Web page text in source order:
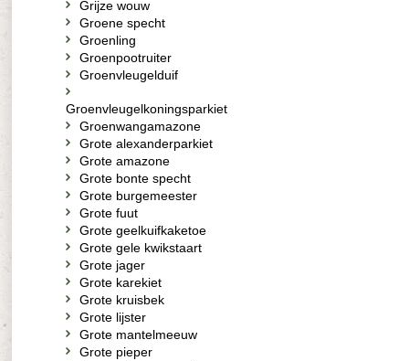
Grijze wouw
Groene specht
Groenling
Groenpootruiter
Groenvleugelduif
Groenvleugelkoningsparkiet
Groenwangamazone
Grote alexanderparkiet
Grote amazone
Grote bonte specht
Grote burgemeester
Grote fuut
Grote geelkuifkaketoe
Grote gele kwikstaart
Grote jager
Grote karekiet
Grote kruisbek
Grote lijster
Grote mantelmeeuw
Grote pieper